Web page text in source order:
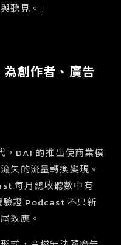
聽見。」
創作者、廣告
DAI 的推出使商業模
失的流量轉換變現。
每月總收聽數中有
證 Podcast 不只新
效應。